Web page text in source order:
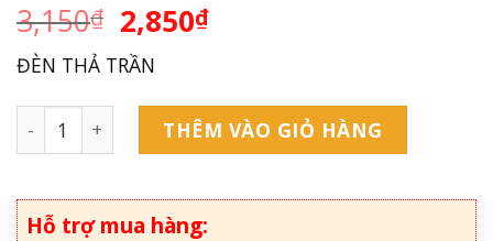
3,150₫ 2,850₫
ĐÈN THẢ TRẦN
DL-255 số lượng THÊM VÀO GIỎ HÀNG
Hỗ trợ mua hàng: